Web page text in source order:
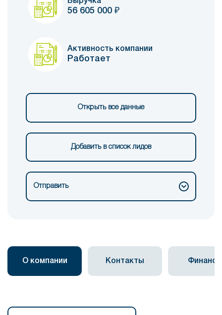
56 605 000 ₽
Активность компании
Работает
Открыть все данные
Добавить в список лидов
Отправить
О компании Контакты Финансы